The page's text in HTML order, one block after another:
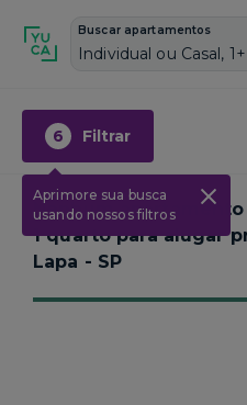
Buscar apartamentos
6 Filtrar
Aprimore sua busca
usando nossos filtros
Nenhum
1 quarto para alugar
Lapa - SP